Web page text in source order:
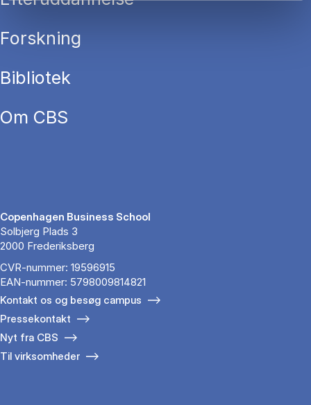
Forskning
Bibliotek
Om CBS
Copenhagen Business School
Solbjerg Plads 3
2000 Frederiksberg
CVR-nummer: 19596915
EAN-nummer: 5798009814821
Kontakt os og besøg campus
Pressekontakt
Nyt fra CBS
Til virksomheder